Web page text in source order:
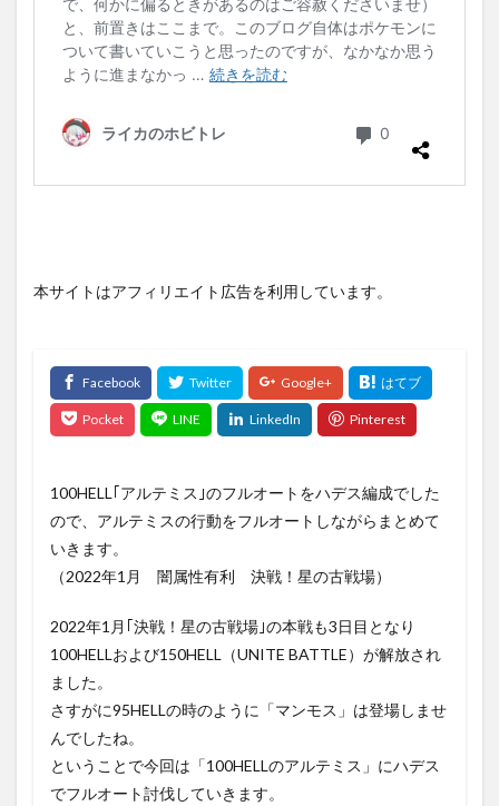
本サイトはアフィリエイト広告を利用しています。
100HELL｢アルテミス｣のフルオートをハデス編成でした
ので、アルテミスの行動をフルオートしながらまとめて
いきます。
（2022年1月 闇属性有利 決戦！星の古戦場）
2022年1月｢決戦！星の古戦場｣の本戦も3日目となり
100HELLおよび150HELL（UNITE BATTLE）が解放され
ました。
さすがに95HELLの時のように「マンモス」は登場しませ
んでしたね。
ということで今回は「100HELLのアルテミス」にハデス
でフルオート討伐していきます。